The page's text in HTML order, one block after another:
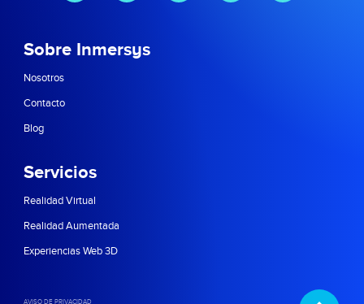
Sobre Inmersys
Nosotros
Contacto
Blog
Servicios
Realidad Virtual
Realidad Aumentada
Experiencias Web 3D
AVISO DE PRIVACIDAD